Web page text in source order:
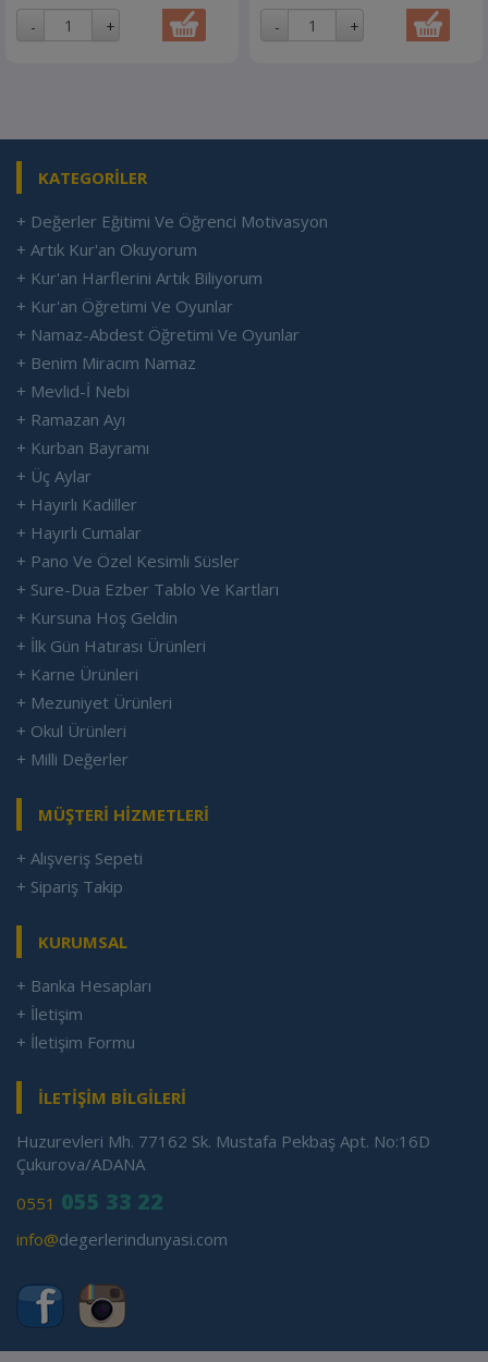
KATEGORİLER
+ Değerler Eğitimi Ve Öğrenci Motivasyon
+ Artık Kur'an Okuyorum
+ Kur'an Harflerini Artık Biliyorum
+ Kur'an Öğretimi Ve Oyunlar
+ Namaz-Abdest Öğretimi Ve Oyunlar
+ Benim Miracım Namaz
+ Mevlid-İ Nebi
+ Ramazan Ayı
+ Kurban Bayramı
+ Üç Aylar
+ Hayırlı Kadiller
+ Hayırlı Cumalar
+ Pano Ve Özel Kesimli Süsler
+ Sure-Dua Ezber Tablo Ve Kartları
+ Kursuna Hoş Geldin
+ İlk Gün Hatırası Ürünleri
+ Karne Ürünleri
+ Mezuniyet Ürünleri
+ Okul Ürünleri
+ Milli Değerler
MÜŞTERİ HİZMETLERİ
+ Alışveriş Sepeti
+ Sipariş Takip
KURUMSAL
+ Banka Hesapları
+ İletişim
+ İletişim Formu
İLETİŞİM BİLGİLERİ
Huzurevleri Mh. 77162 Sk. Mustafa Pekbaş Apt. No:16D
Çukurova/ADANA
0551 055 33 22
info@degerlerindunyasi.com